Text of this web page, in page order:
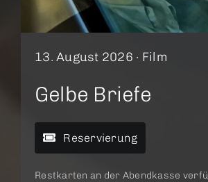
13. August 2026 · Film
Gelbe Briefe
Reservierung
Restkarten an der Abendkasse